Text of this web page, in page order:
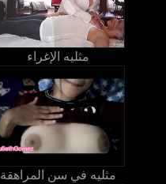
مثليه الإغراء
مثليه في سن المراهقة